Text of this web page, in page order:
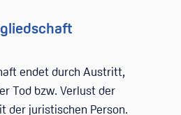
endet durch Austritt,
Tod bzw. Verlust der
der juristischen Person.